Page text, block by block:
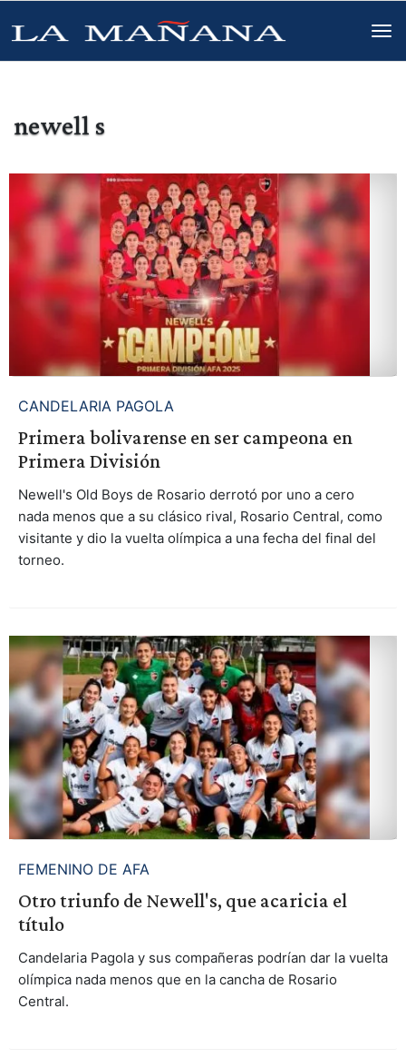
newell s
CANDELARIA PAGOLA
Primera bolivarense en ser campeona en
Primera División
Newell's Old Boys de Rosario derrotó por uno a cero
nada menos que a su clásico rival, Rosario Central, como
visitante y dio la vuelta olímpica a una fecha del final del
torneo.
FEMENINO DE AFA
Otro triunfo de Newell's, que acaricia el
título
Candelaria Pagola y sus compañeras podrían dar la vuelta
olímpica nada menos que en la cancha de Rosario
Central.